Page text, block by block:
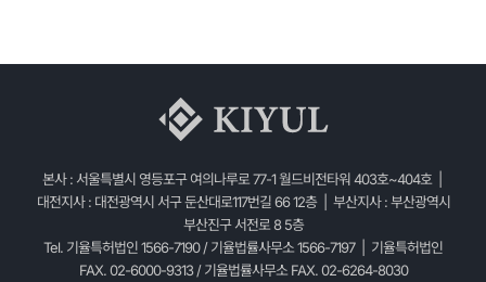
본사 : 서울특별시 영등포구 여의나루로 77-1 월드비전타워 403호~404호 |
대전지사 : 대전광역시 서구 둔산대로117번길 66 12층 | 부산지사 : 부산광역시
부산진구 서전로 8 5층
Tel. 기율특허법인 1566-7190 / 기율법률사무소 1566-7197 | 기율특허법인
FAX. 02-6000-9313 / 기율법률사무소 FAX. 02-6264-8030